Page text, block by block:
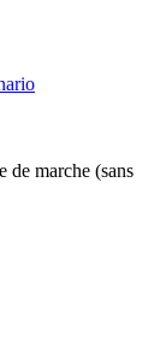
de marche (sans